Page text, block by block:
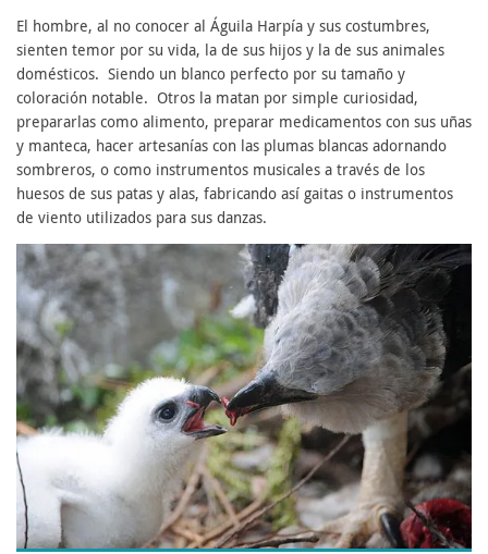
El hombre, al no conocer al Águila Harpía y sus costumbres,
sienten temor por su vida, la de sus hijos y la de sus animales
domésticos. Siendo un blanco perfecto por su tamaño y
coloración notable. Otros la matan por simple curiosidad,
prepararlas como alimento, preparar medicamentos con sus uñas
y manteca, hacer artesanías con las plumas blancas adornando
sombreros, o como instrumentos musicales a través de los
huesos de sus patas y alas, fabricando así gaitas o instrumentos
de viento utilizados para sus danzas.